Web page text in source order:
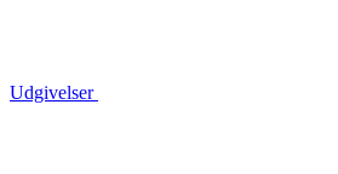
Udgivelser